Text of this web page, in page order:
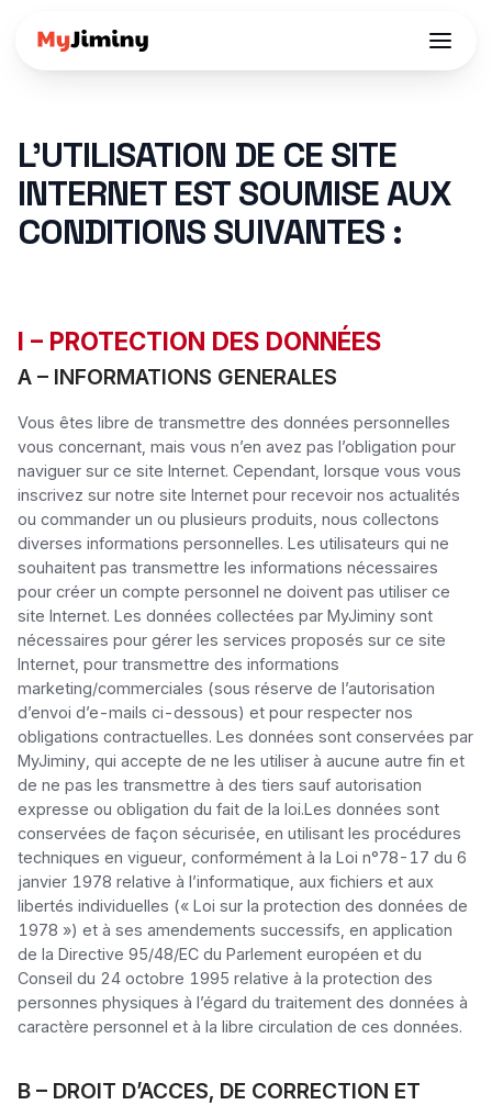
L’UTILISATION DE CE SITE
INTERNET EST SOUMISE AUX
CONDITIONS SUIVANTES :
I – PROTECTION DES DONNÉES
A – INFORMATIONS GENERALES
Vous êtes libre de transmettre des données personnelles
vous concernant, mais vous n’en avez pas l’obligation pour
naviguer sur ce site Internet. Cependant, lorsque vous vous
inscrivez sur notre site Internet pour recevoir nos actualités
ou commander un ou plusieurs produits, nous collectons
diverses informations personnelles. Les utilisateurs qui ne
souhaitent pas transmettre les informations nécessaires
pour créer un compte personnel ne doivent pas utiliser ce
site Internet. Les données collectées par MyJiminy sont
nécessaires pour gérer les services proposés sur ce site
Internet, pour transmettre des informations
marketing/commerciales (sous réserve de l’autorisation
d’envoi d’e-mails ci-dessous) et pour respecter nos
obligations contractuelles. Les données sont conservées par
MyJiminy, qui accepte de ne les utiliser à aucune autre fin et
de ne pas les transmettre à des tiers sauf autorisation
expresse ou obligation du fait de la loi.Les données sont
conservées de façon sécurisée, en utilisant les procédures
techniques en vigueur, conformément à la Loi n°78-17 du 6
janvier 1978 relative à l’informatique, aux fichiers et aux
libertés individuelles (« Loi sur la protection des données de
1978 ») et à ses amendements successifs, en application
de la Directive 95/48/EC du Parlement européen et du
Conseil du 24 octobre 1995 relative à la protection des
personnes physiques à l’égard du traitement des données à
caractère personnel et à la libre circulation de ces données.
B – DROIT D’ACCES, DE CORRECTION ET